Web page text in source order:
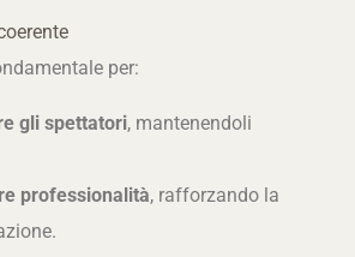
per:
gli spettatori, mantenendoli
professionalità, rafforzando la